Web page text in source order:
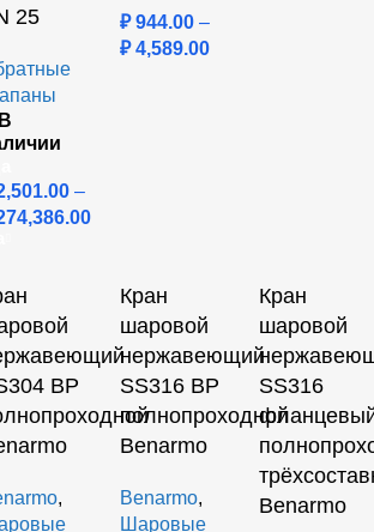
25
В
–
₽944.00 –
₽4,589.00
ВР
,
Кран
шаровой
нержавеющий
SS316 ВР
полнопроходной
Benarmo
Benarmo,
Шаровые
Кран
шаровой
SS316
Benarmo